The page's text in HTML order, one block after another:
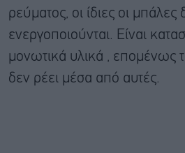
ρεύματος, οι ίδιες οι μπάλες
ενεργοποιούνται. Είναι
μονωτικά υλικά , επομένως
δεν ρέει μέσα από αυτές.